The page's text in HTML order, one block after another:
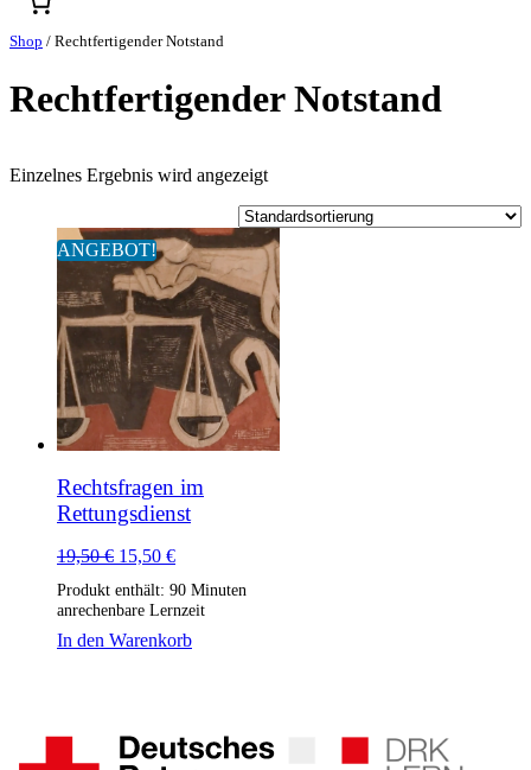
Shop / Rechtfertigender Notstand
Rechtfertigender Notstand
Einzelnes Ergebnis wird angezeigt
ANGEBOT!
Rechtsfragen im
Rettungsdienst
19,50€ Ursprünglicher
war:
19,50 €
15,50 €Aktueller
ist:
15,50 €.
Produkt enthält: 90 Minuten
anrechenbare Lernzeit
In den Warenkorb